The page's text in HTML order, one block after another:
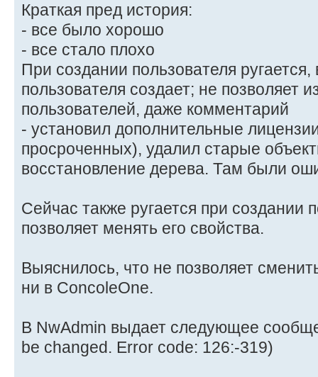
Краткая пред история:
- все было хорошо
- все стало плохо
При создании пользователя
пользователя создает; не позволяет
пользователей, даже комментарий
- установил дополнительные
просроченных), удалил старые
восстановление дерева. Там были
Сейчас также ругается при создании
позволяет менять его свойства.
Выяснилось, что не позволяет
ни в ConcoleOne.
В NwAdmin выдает следующее
be changed. Error code: 126:-319)